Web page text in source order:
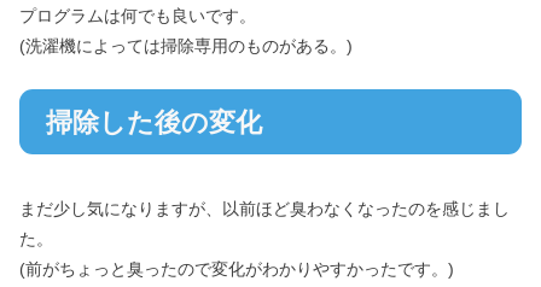
プログラムは何でも良いです。
(洗濯機によっては掃除専用のものがある。)
掃除した後の変化
まだ少し気になりますが、以前ほど臭わなくなったのを感じまし
た。
(前がちょっと臭ったので変化がわかりやすかったです。)